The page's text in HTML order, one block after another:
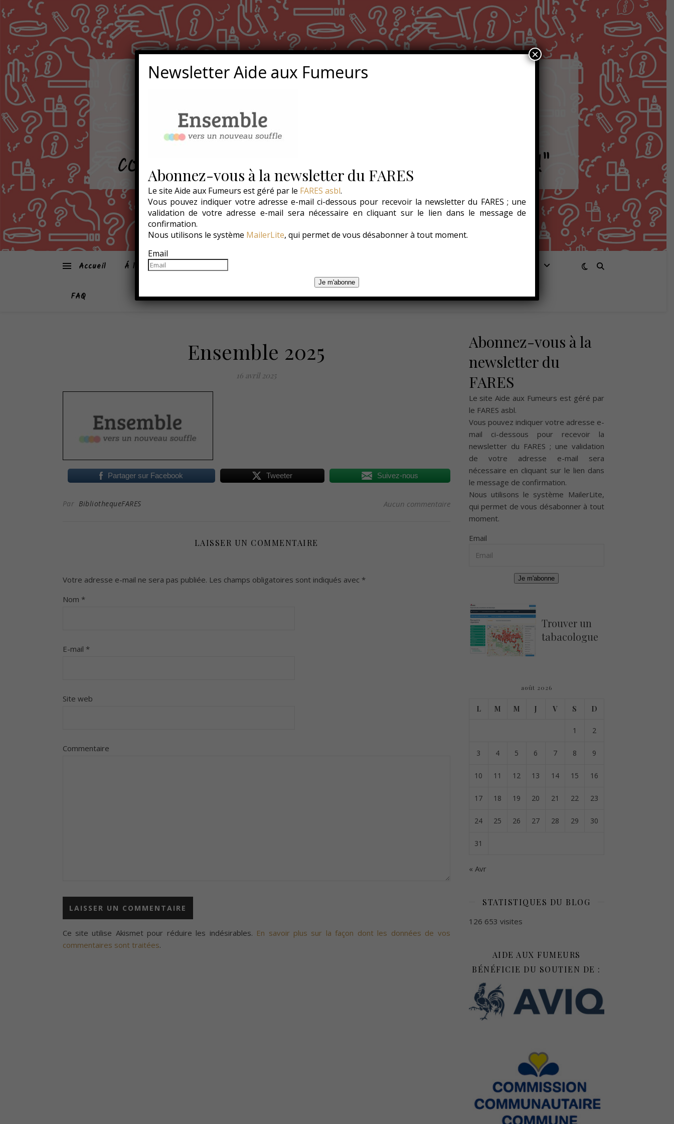
Accueil Á la une
FAQ
Ensemble 2025
16 avril 2025
Partager sur Facebook Tweeter Suivez-nous
Par BibliothequeFARES Aucun commentaire
LAISSER UN COMMENTAIRE
Votre adresse e-mail ne sera pas publiée. Les champs obligatoires sont indiqués avec *
Nom *
E-mail *
Site web
Commentaire
Ce site utilise Akismet pour réduire les indésirables. En savoir plus sur la façon dont les données de vos
commentaires sont traitées.
Abonnez-vous à la
newsletter du
FARES
Le site Aide aux Fumeurs est géré par
le FARES asbl.
Vous pouvez indiquer votre adresse e-
mail ci-dessous pour recevoir la
newsletter du FARES ; une validation
de votre adresse e-mail sera
nécessaire en cliquant sur le lien dans
le message de confirmation.
Nous utilisons le système MailerLite,
qui permet de vous désabonner à tout
moment.
Email
Je m'abonne
Trouver un
tabacologue
août 2026
L M M J V S D
1 2
3 4 5 6 7 8 9
10 11 12 13 14 15 16
17 18 19 20 21 22 23
24 25 26 27 28 29 30
31
« Avr
STATISTIQUES DU BLOG
126 653 visites
AIDE AUX FUMEURS
BÉNÉFICIE DU SOUTIEN DE :
Newsletter Aide aux Fumeurs
Abonnez-vous à la newsletter du FARES
Le site Aide aux Fumeurs est géré par le FARES asbl.
Vous pouvez indiquer votre adresse e-mail ci-dessous pour recevoir la newsletter du FARES ; une
validation de votre adresse e-mail sera nécessaire en cliquant sur le lien dans le message de
confirmation.
Nous utilisons le système MailerLite, qui permet de vous désabonner à tout moment.
Email
Je m'abonne
×